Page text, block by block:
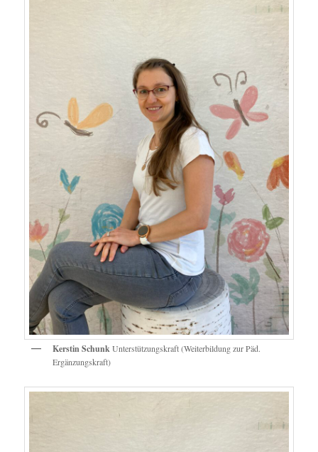
Kerstin SchunkUnterstützungskraft (Weiterbildung zur Päd.
Ergänzungskraft)